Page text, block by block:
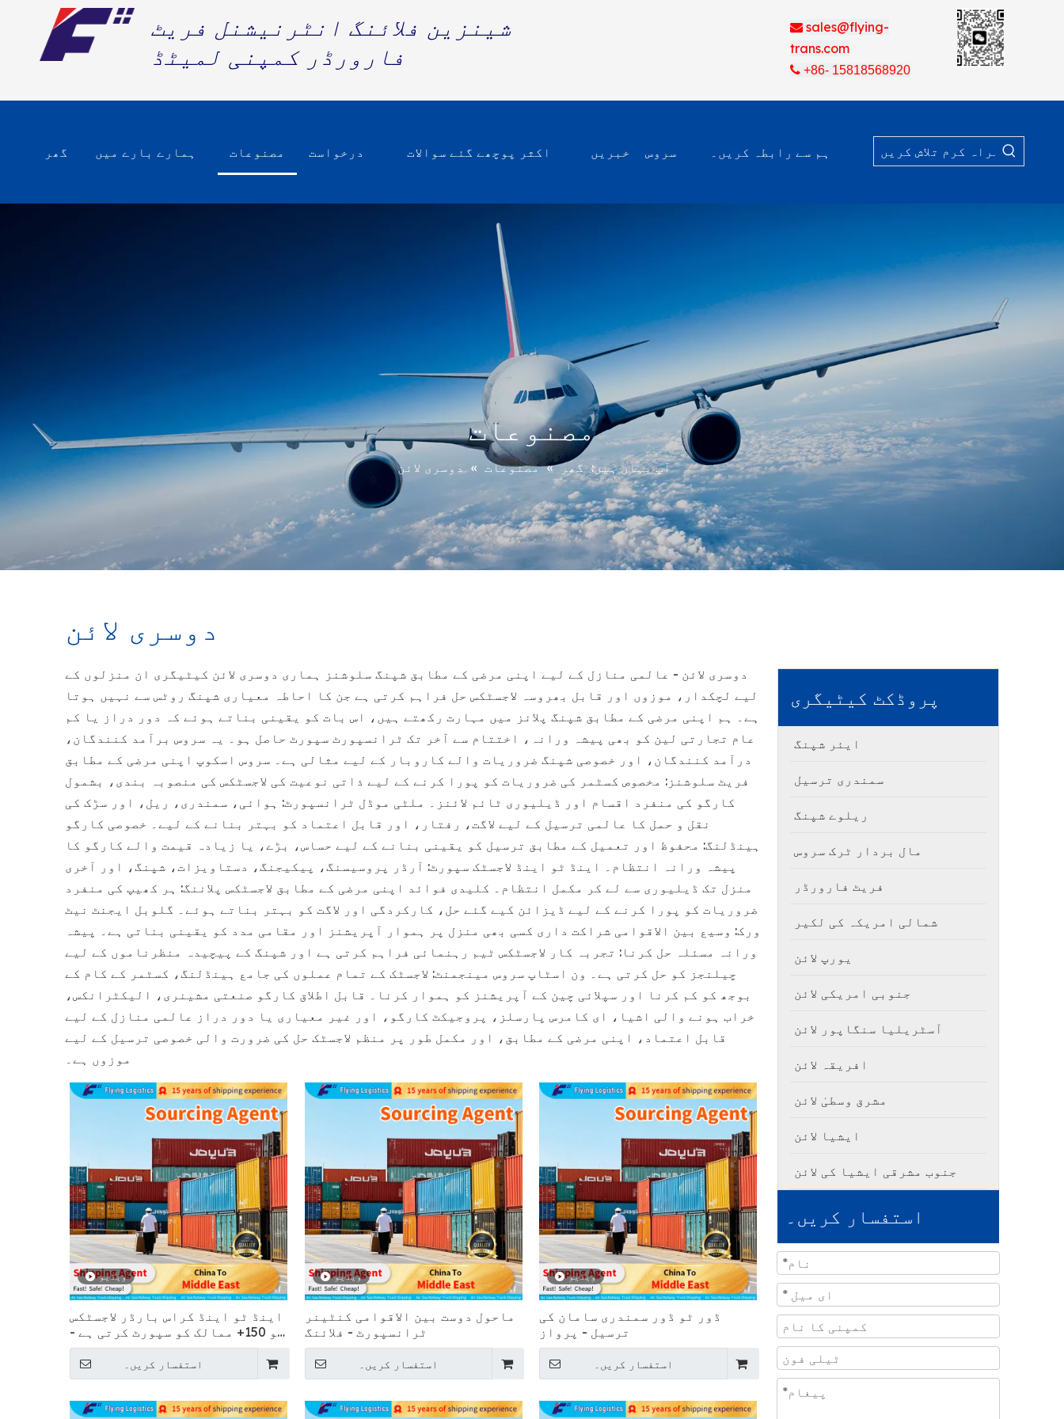
فارورڈر کمپنی لمیٹڈ
 sales@flying-
trans.com
+86- 15818568920
گھر ہمارے بارے میں مصنوعات درخواست اکثر پوچھے گئے سوالات خبریں سروس ہم سے رابطہ کریں۔
مصنوعات
آپ یہاں ہیں: گھر » مصنوعات » دوسری لائن
دوسری لائن
دوسری لائن - عالمی منازل کے لیے اپنی مرضی کے مطابق شپنگ سلوشنز ہماری دوسری لائن کیٹیگری ان منزلوں کے
لیے لچکدار، موزوں اور قابل بھروسہ لاجسٹکس حل فراہم کرتی ہے جن کا احاطہ معیاری شپنگ روٹس سے نہیں ہوتا
ہے۔ ہم اپنی مرضی کے مطابق شپنگ پلانز میں مہارت رکھتے ہیں، اس بات کو یقینی بناتے ہوئے کہ دور دراز یا کم
عام تجارتی لین کو بھی پیشہ ورانہ، اختتام سے آخر تک ٹرانسپورٹ سپورٹ حاصل ہو۔ یہ سروس برآمد کنندگان،
درآمد کنندگان، اور خصوصی شپنگ ضروریات والے کاروبار کے لیے مثالی ہے۔ سروس اسکوپ اپنی مرضی کے مطابق
فریٹ سلوشنز: مخصوص کسٹمر کی ضروریات کو پورا کرنے کے لیے ذاتی نوعیت کی لاجسٹکس کی منصوبہ بندی، بشمول
کارگو کی منفرد اقسام اور ڈیلیوری ٹائم لائنز۔ ملٹی موڈل ٹرانسپورٹ: ہوائی، سمندری، ریل، اور سڑک کی
نقل و حمل کا عالمی ترسیل کے لیے لاگت، رفتار، اور قابل اعتماد کو بہتر بنانے کے لیے۔ خصوصی کارگو
ہینڈلنگ: محفوظ اور تعمیل کے مطابق ترسیل کو یقینی بنانے کے لیے حساس، بڑے، یا زیادہ قیمت والے کارگو کا
پیشہ ورانہ انتظام۔ اینڈ ٹو اینڈ لاجسٹک سپورٹ: آرڈر پروسیسنگ، پیکیجنگ، دستاویزات، شپنگ، اور آخری
منزل تک ڈیلیوری سے لے کر مکمل انتظام۔ کلیدی فوائد اپنی مرضی کے مطابق لاجسٹکس پلاننگ: ہر کھیپ کی منفرد
ضروریات کو پورا کرنے کے لیے ڈیزائن کیے گئے حل، کارکردگی اور لاگت کو بہتر بناتے ہوئے۔ گلوبل ایجنٹ نیٹ
ورک: وسیع بین الاقوامی شراکت داری کسی بھی منزل پر ہموار آپریشنز اور مقامی مدد کو یقینی بناتی ہے۔ پیشہ
ورانہ مسئلہ حل کرنا: تجربہ کار لاجسٹکس ٹیم رہنمائی فراہم کرتی ہے اور شپنگ کے پیچیدہ منظرناموں کے لیے
چیلنجز کو حل کرتی ہے۔ ون اسٹاپ سروس مینجمنٹ: لاجسٹک کے تمام عملوں کی جامع ہینڈلنگ، کسٹمر کے کام کے
بوجھ کو کم کرنا اور سپلائی چین کے آپریشنز کو ہموار کرنا۔ قابل اطلاق کارگو صنعتی مشینری، الیکٹرانکس،
خراب ہونے والی اشیا، ای کامرس پارسلز، پروجیکٹ کارگو، اور غیر معیاری یا دور دراز عالمی منازل کے لیے
قابل اعتماد، اپنی مرضی کے مطابق، اور مکمل طور پر منظم لاجسٹک حل کی ضرورت والی خصوصی ترسیل کے لیے
موزوں ہے۔
ویڈیو
اینڈ ٹو اینڈ کراس بارڈر لاجسٹکس
جو 150+ ممالک کو سپورٹ کرتی ہے -
فلائنگ
استفسار کریں۔
ویڈیو
ماحول دوست بین الاقوامی کنٹینر
ٹرانسپورٹ - فلائنگ
استفسار کریں۔
ویڈیو
ڈور ٹو ڈور سمندری سامان کی
ترسیل - پرواز
استفسار کریں۔
پروڈکٹ کیٹیگری
ایئر شپنگ
سمندری ترسیل
ریلوے شپنگ
مال بردار ٹرک سروس
فریٹ فارورڈر
شمالی امریکہ کی لکیر
یورپ لائن
جنوبی امریکی لائن
آسٹریلیا سنگاپور لائن
افریقہ لائن
مشرق وسطیٰ لائن
ایشیا لائن
جنوب مشرقی ایشیا کی لائن
استفسار کریں۔